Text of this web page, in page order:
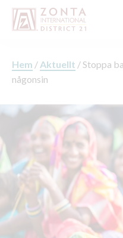
Hem / Aktuellt /Stoppa
någonsin